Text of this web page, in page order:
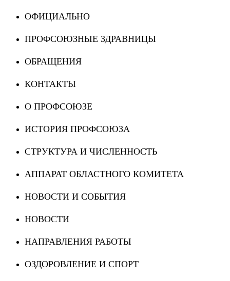
ОФИЦИАЛЬНО
ПРОФСОЮЗНЫЕ ЗДРАВНИЦЫ
ОБРАЩЕНИЯ
КОНТАКТЫ
О ПРОФСОЮЗЕ
ИСТОРИЯ ПРОФСОЮЗА
СТРУКТУРА И ЧИСЛЕННОСТЬ
АППАРАТ ОБЛАСТНОГО КОМИТЕТА
НОВОСТИ И СОБЫТИЯ
НОВОСТИ
НАПРАВЛЕНИЯ РАБОТЫ
ОЗДОРОВЛЕНИЕ И СПОРТ